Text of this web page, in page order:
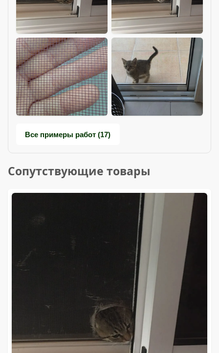
Все примеры работ (17)
Сопутствующие товары